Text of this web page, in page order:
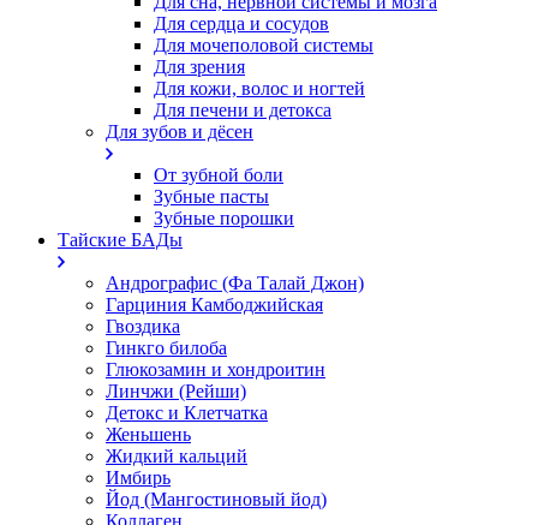
Для сердца и сосудов
Для мочеполовой системы
Для зрения
Для кожи, волос и ногтей
Для печени и детокса
Для зубов и дёсен
От зубной боли
Зубные пасты
Зубные порошки
Тайские БАДы
Андрографис (Фа Талай Джон)
Гарциния Камбоджийская
Гвоздика
Гинкго билоба
Глюкозамин и хондроитин
Линчжи (Рейши)
Детокс и Клетчатка
Женьшень
Жидкий кальций
Имбирь
Йод (Мангостиновый йод)
Коллаген